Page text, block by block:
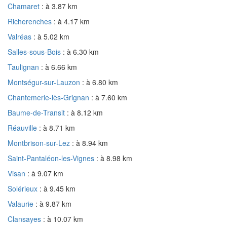
Chamaret : à 3.87 km
Richerenches : à 4.17 km
Valréas : à 5.02 km
Salles-sous-Bois : à 6.30 km
Taulignan : à 6.66 km
Montségur-sur-Lauzon : à 6.80 km
Chantemerle-lès-Grignan : à 7.60 km
Baume-de-Transit : à 8.12 km
Réauville : à 8.71 km
Montbrison-sur-Lez : à 8.94 km
Saint-Pantaléon-les-Vignes : à 8.98 km
Visan : à 9.07 km
Solérieux : à 9.45 km
Valaurie : à 9.87 km
Clansayes : à 10.07 km